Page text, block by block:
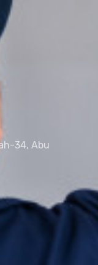
34, Abu